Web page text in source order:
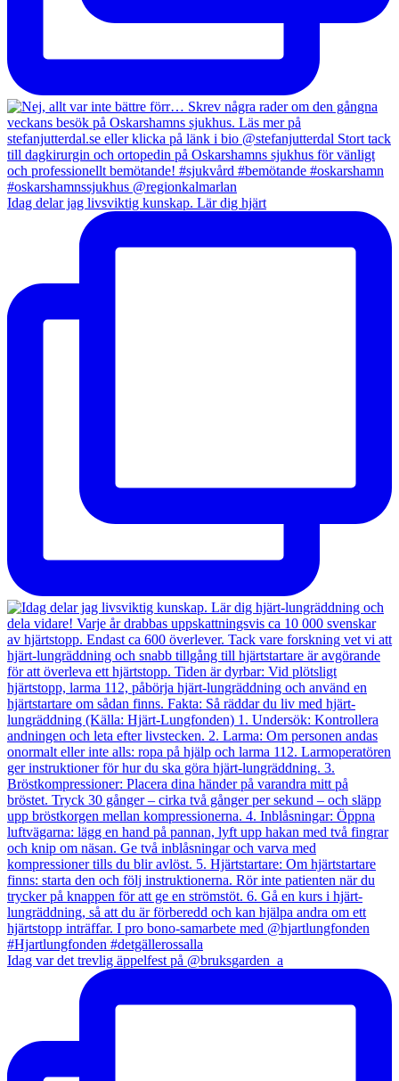
Idag delar jag livsviktig kunskap. Lär dig hjärt
Idag var det trevlig äppelfest på @bruksgarden_a